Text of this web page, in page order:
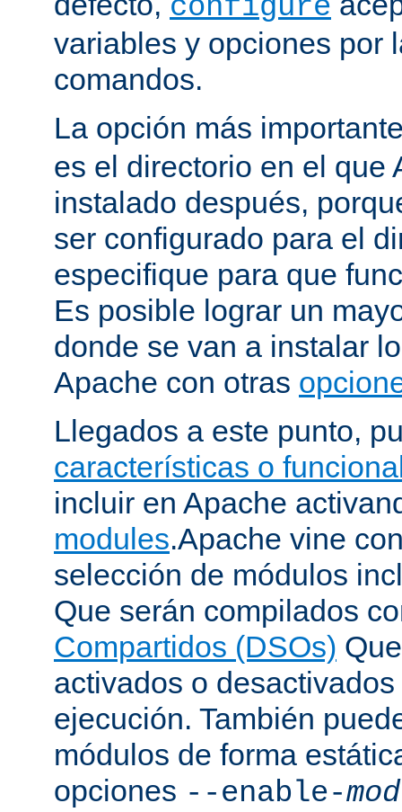
configure
variables y opciones por
comandos.
La opción más
es el directorio en el que
instalado después,
ser configurado para el
especifique para que
Es posible lograr un
donde se van a instalar
Apache con otras
Llegados a este punto,
características o
incluir en Apache
modules.Apache vine
selección de módulos
Que serán compilados
Compartidos (DSOs)
activados o
ejecución. También
módulos de forma
opciones --enable-